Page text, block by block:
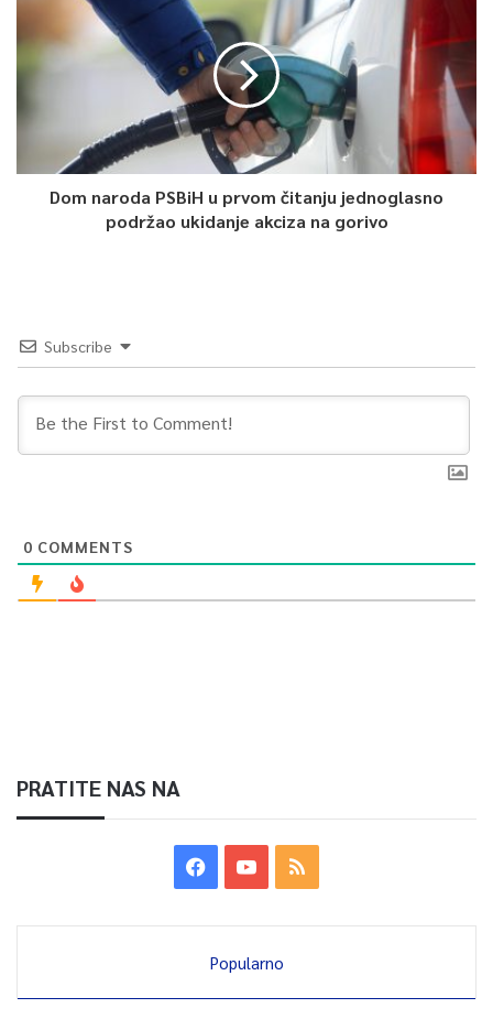
Dom naroda PSBiH u prvom čitanju jednoglasno
podržao ukidanje akciza na gorivo
Subscribe
0 COMMENTS
PRATITE NAS NA
Popularno